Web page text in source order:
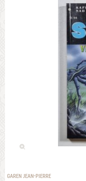
GAREN JEAN-PIERRE